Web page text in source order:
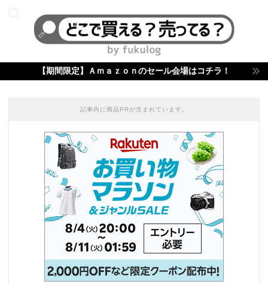
【期間限定】Ａｍａｚｏｎのセール会場はコチラ！
記事内に商品PRが含まれています。